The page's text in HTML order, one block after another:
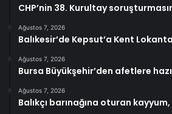
CHP’nin 38. Kurultay
Ağustos 7, 2026
Balıkesir’de Kepsut’a Kent
Ağustos 7, 2026
Bursa Büyükşehir’den afetlere
Ağustos 7, 2026
Balıkçı barınağına oturan